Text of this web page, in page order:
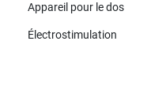
Appareil pour le dos
Électrostimulation